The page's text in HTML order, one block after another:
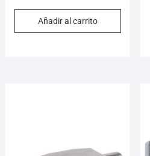
Añadir al carrito